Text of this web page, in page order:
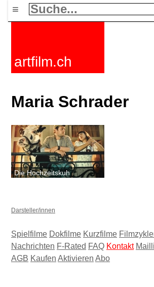
≡
artfilm.ch
Maria Schrader
Die Hochzeitskuh
Darsteller/innen
Spielfilme Dokfilme Kurzfilme
Nachrichten F-Rated FAQ Kontakt
AGB Kaufen Aktivieren Abo